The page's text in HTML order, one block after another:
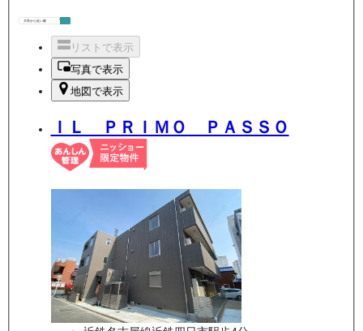
リストで表示
写真で表示
地図で表示
ＩＬ ＰＲＩＭＯ ＰＡＳＳＯ